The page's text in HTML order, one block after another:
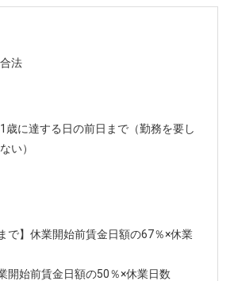
法
歳に達する日の前日まで（勤務を要し
い）
で】休業開始前賃金日額の67％×休業
開始前賃金日額の50％×休業日数